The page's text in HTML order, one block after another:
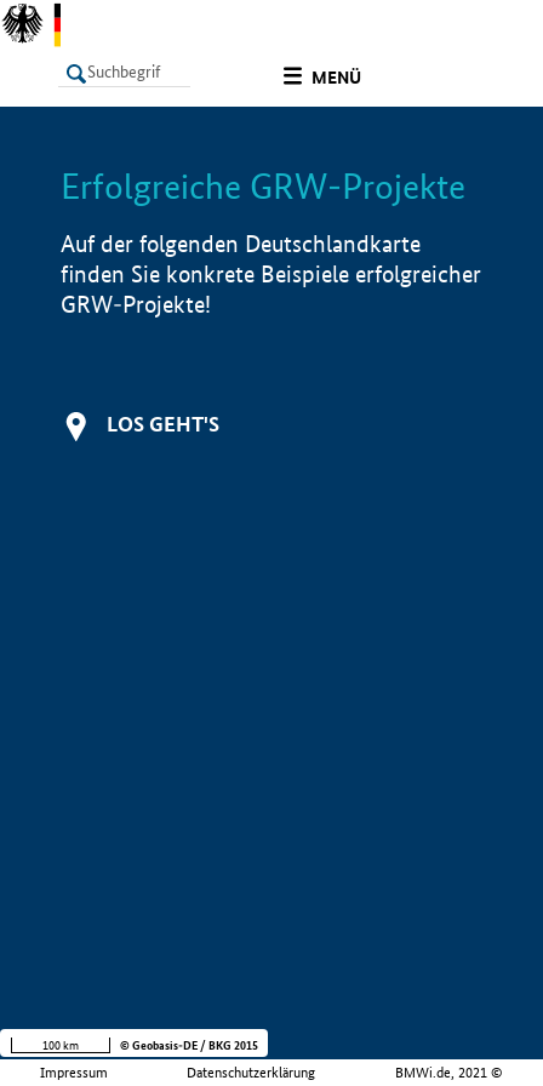
MENÜ
LISTE Info
Erfolgreiche GRW-Projekte
Auf der folgenden Deutschlandkarte
finden Sie konkrete Beispiele erfolgreicher
GRW-Projekte!
LOS GEHT'S
Impressum Datenschutzerklärung BMWi.de, 2021 ©
100 km © Geobasis-DE / BKG 2015